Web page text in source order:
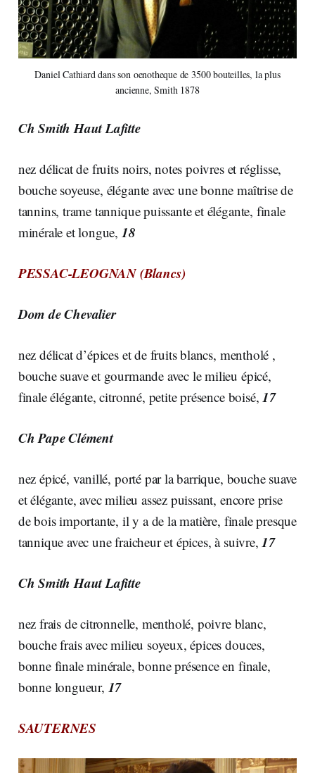
Daniel Cathiard dans son oenotheque de 3500 bouteilles, la plus
ancienne, Smith 1878
Ch Smith Haut Lafitte
nez délicat de fruits noirs, notes poivres et réglisse,
bouche soyeuse, élégante avec une bonne maîtrise de
tannins, trame tannique puissante et élégante, finale
minérale et longue, 18
PESSAC-LEOGNAN (Blancs)
Dom de Chevalier
nez délicat d’épices et de fruits blancs, mentholé ,
bouche suave et gourmande avec le milieu épicé,
finale élégante, citronné, petite présence boisé,17
Ch Pape Clément
nez épicé, vanillé, porté par la barrique, bouche suave
et élégante, avec milieu assez puissant, encore prise
de bois importante, il y a de la matière, finale presque
tannique avec une fraicheur et épices, à suivre,17
Ch Smith Haut Lafitte
nez frais de citronnelle, mentholé, poivre blanc,
bouche frais avec milieu soyeux, épices douces,
bonne finale minérale, bonne présence en finale,
bonne longueur, 17
SAUTERNES